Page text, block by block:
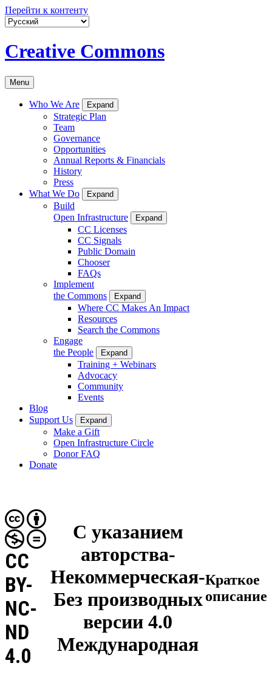
Перейти к контенту
Creative Commons
Menu
Who We Are Expand
Strategic Plan
Team
Governance
Opportunities
Annual Reports & Financials
History
Press
What We Do
Expand
Build
Open Infrastructure
Expand
CC Licenses
CC Signals
Public Domain
Chooser
FAQs
Implement
the Commons
Expand
Where CC Makes An Impact
Resources
Search the Commons
Engage
the People
Expand
Training + Webinars
Advocacy
Community
Events
Blog
Support Us
Expand
Make a Gift
Open Infrastructure Circle
Donor FAQ
Donate
С указанием
авторства-
Некоммерческая-
Без производных
версии 4.0
Международная
CC
BY-
NC-
ND
4.0
Краткое
описание